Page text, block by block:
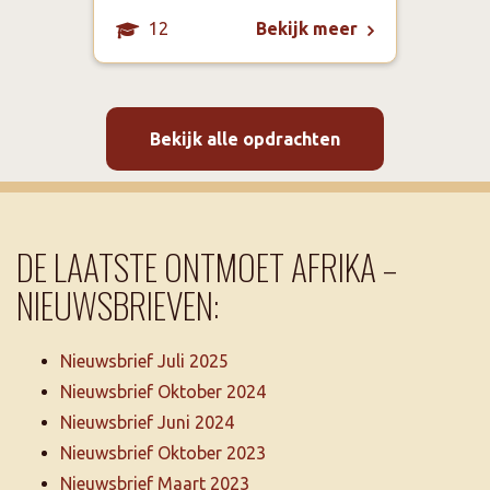
12 Bekijk meer
Bekijk alle opdrachten
DE LAATSTE ONTMOET AFRIKA –
NIEUWSBRIEVEN:
Nieuwsbrief Juli 2025
Nieuwsbrief Oktober 2024
Nieuwsbrief Juni 2024
Nieuwsbrief Oktober 2023
Nieuwsbrief Maart 2023